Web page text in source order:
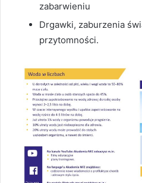
zabarwieniu
Drgawki, zaburzenia
przytomności.